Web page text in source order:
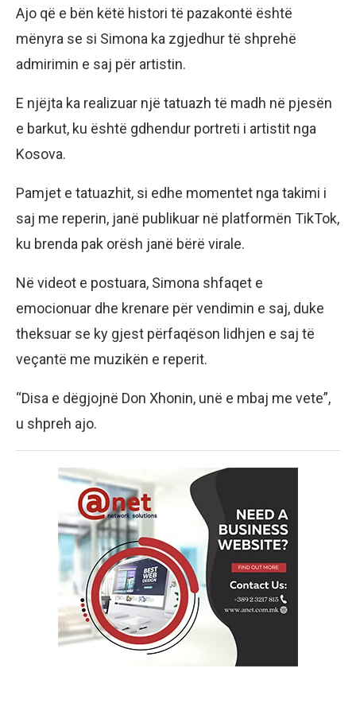
Ajo që e bën këtë histori të pazakontë është
mënyra se si Simona ka zgjedhur të shprehë
admirimin e saj për artistin.
E njëjta ka realizuar një tatuazh të madh në pjesën
e barkut, ku është gdhendur portreti i artistit nga
Kosova.
Pamjet e tatuazhit, si edhe momentet nga takimi i
saj me reperin, janë publikuar në platformën TikTok,
ku brenda pak orësh janë bërë virale.
Në videot e postuara, Simona shfaqet e
emocionuar dhe krenare për vendimin e saj, duke
theksuar se ky gjest përfaqëson lidhjen e saj të
veçantë me muzikën e reperit.
“Disa e dëgjojnë Don Xhonin, unë e mbaj me vete”,
u shpreh ajo.